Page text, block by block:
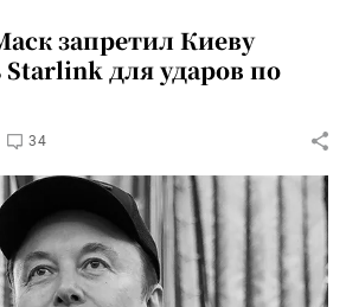
запретил Киеву
Starlink для ударов по
34